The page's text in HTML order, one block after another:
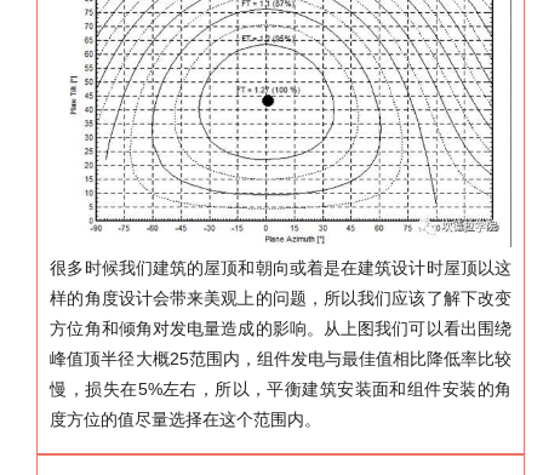
很多时候我们建筑的屋顶和朝向或着是在建筑设计时屋顶以这
样的角度设计会带来美观上的问题，所以我们应该了解下改变
方位角和倾角对发电量造成的影响。从上图我们可以看出围绕
峰值顶半径大概25范围内，组件发电与最佳值相比降低率比较
慢，损失在5%左右，所以，平衡建筑安装面和组件安装的角
度方位的值尽量选择在这个范围内。